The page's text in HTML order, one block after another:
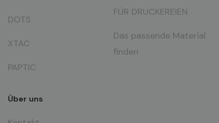
DOTS
XTAC
PAPTIC
FÜR DRUCKEREIEN
Das passende Material
finden
Über uns